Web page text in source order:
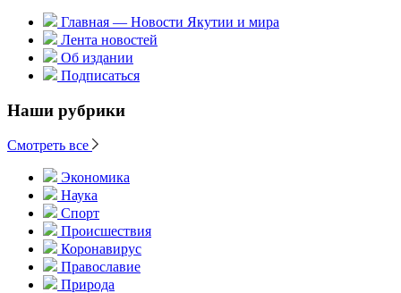
Главная — Новости Якутии и мира
Лента новостей
Об издании
Подписаться
Наши рубрики
Смотреть все
Экономика
Наука
Спорт
Происшествия
Коронавирус
Православие
Природа